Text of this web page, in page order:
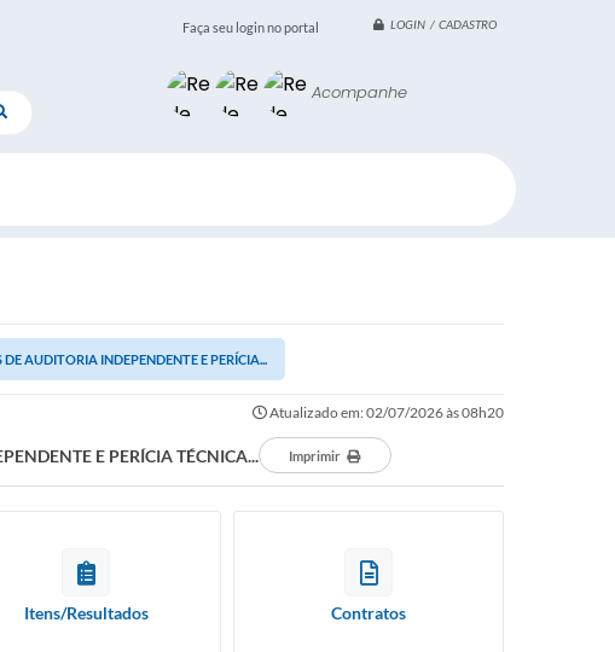
Faça seu login no portal LOGIN / CADASTRO
Acompanhe
AUDITORIA INDEPENDENTE E PERÍCIA...
Atualizado em: 02/07/2026 às 08h20
E PERÍCIA TÉCNICA... Imprimir
Itens/Resultados Contratos